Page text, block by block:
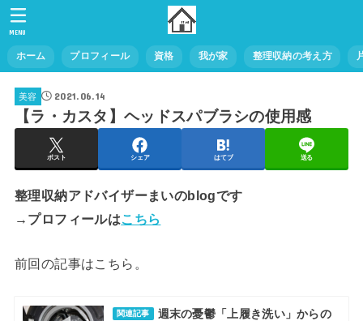
ホーム プロフィール 資格 我が家 整理収納の考え方
MENU
美容 2021.06.14
【ラ・カスタ】ヘッドスパブラシの使用感
ポスト シェア はてブ 送る
整理収納アドバイザーまいのblogです
→プロフィールはこちら
前回の記事はこちら。
関連記事
週末の憂鬱「上履き洗い」からの